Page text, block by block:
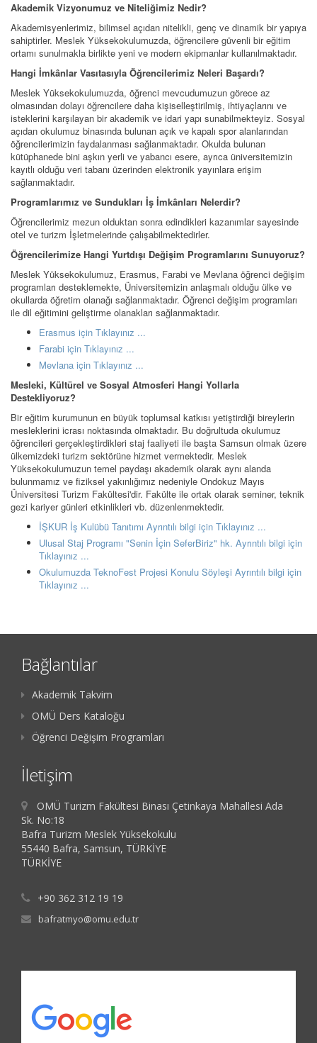
Akademik Vizyonumuz ve Niteliğimiz Nedir?
Akademisyenlerimiz, bilimsel açıdan nitelikli, genç ve dinamik bir yapıya
sahiptirler. Meslek Yüksekokulumuzda, öğrencilere güvenli bir eğitim
ortamı sunulmakla birlikte yeni ve modern ekipmanlar kullanılmaktadır.
Hangi İmkânlar Vasıtasıyla Öğrencilerimiz Neleri Başardı?
Meslek Yüksekokulumuzda, öğrenci mevcudumuzun görece az
olmasından dolayı öğrencilere daha kişiselleştirilmiş, ihtiyaçlarını ve
isteklerini karşılayan bir akademik ve idari yapı sunabilmekteyiz. Sosyal
açıdan okulumuz binasında bulunan açık ve kapalı spor alanlarından
öğrencilerimizin faydalanması sağlanmaktadır. Okulda bulunan
kütüphanede bini aşkın yerli ve yabancı esere, ayrıca üniversitemizin
kayıtlı olduğu veri tabanı üzerinden elektronik yayınlara erişim
sağlanmaktadır.
Programlarımız ve Sundukları İş İmkânları Nelerdir?
Öğrencilerimiz mezun olduktan sonra edindikleri kazanımlar sayesinde
otel ve turizm İşletmelerinde çalışabilmektedirler.
Öğrencilerimize Hangi Yurtdışı Değişim Programlarını Sunuyoruz?
Meslek Yüksekokulumuz, Erasmus, Farabi ve Mevlana öğrenci değişim
programları desteklemekte, Üniversitemizin anlaşmalı olduğu ülke ve
okullarda öğretim olanağı sağlanmaktadır. Öğrenci değişim programları
ile dil eğitimini geliştirme olanakları sağlanmaktadır.
Erasmus için Tıklayınız ...
Farabi için Tıklayınız ...
Mevlana için Tıklayınız ...
Mesleki, Kültürel ve Sosyal Atmosferi Hangi Yollarla
Destekliyoruz?
Bir eğitim kurumunun en büyük toplumsal katkısı yetiştirdiği bireylerin
mesleklerini icrası noktasında olmaktadır. Bu doğrultuda okulumuz
öğrencileri gerçekleştirdikleri staj faaliyeti ile başta Samsun olmak üzere
ülkemizdeki turizm sektörüne hizmet vermektedir. Meslek
Yüksekokulumuzun temel paydaşı akademik olarak aynı alanda
bulunmamız ve fiziksel yakınlığımız nedeniyle Ondokuz Mayıs
Üniversitesi Turizm Fakültesi'dir. Fakülte ile ortak olarak seminer, teknik
gezi kariyer günleri etkinlikleri vb. düzenlenmektedir.
İŞKUR İş Kulübü Tanıtımı Ayrıntılı bilgi için Tıklayınız ...
Ulusal Staj Programı "Senin İçin SeferBiriz" hk. Ayrıntılı bilgi için
Tıklayınız ...
Okulumuzda TeknoFest Projesi Konulu Söyleşi Ayrıntılı bilgi için
Tıklayınız ...
Bağlantılar
Akademik Takvim
OMÜ Ders Kataloğu
Öğrenci Değişim Programları
İletişim
OMÜ Turizm Fakültesi Binası Çetinkaya Mahallesi Ada
Sk. No:18
Bafra Turizm Meslek Yüksekokulu
55440 Bafra, Samsun, TÜRKİYE
TÜRKİYE
+90 362 312 19 19
bafratmyo@omu.edu.tr